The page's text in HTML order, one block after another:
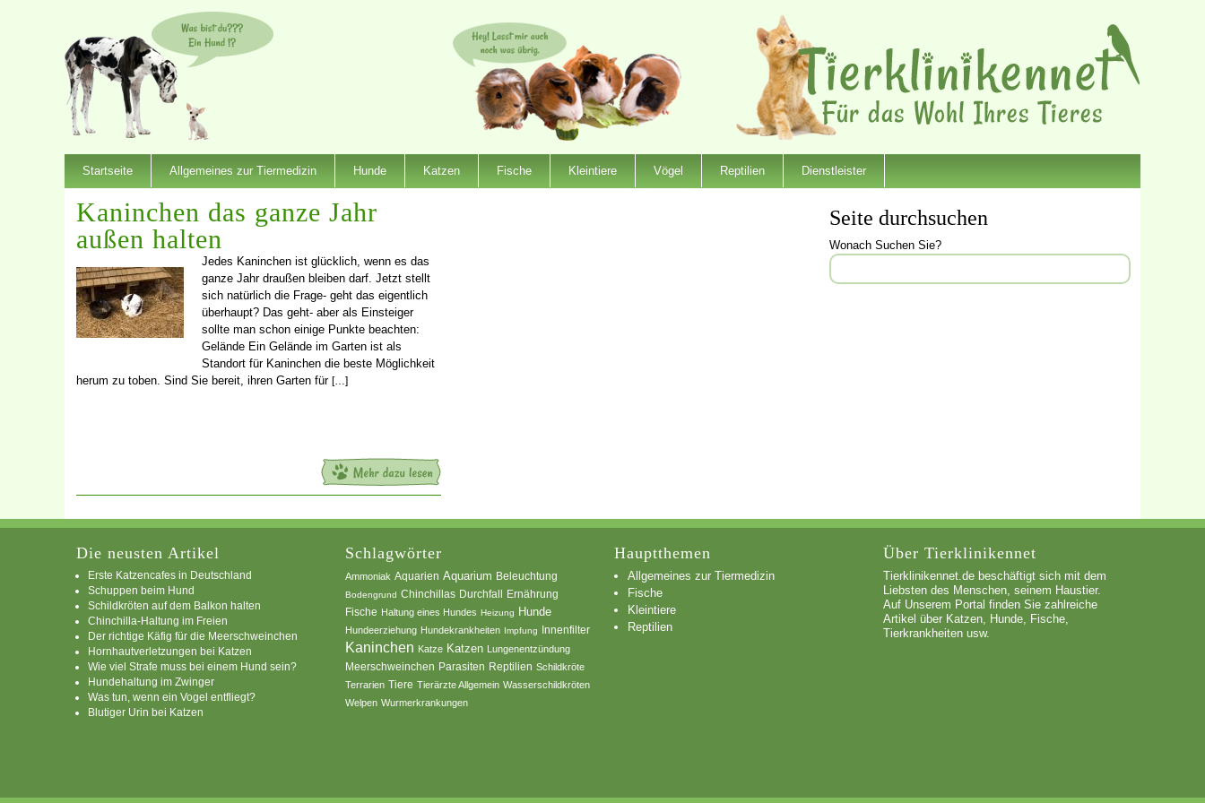
Startseite Allgemeines zur Tiermedizin Hunde Katzen Fische Kleintiere Vögel Reptilien Dienstleister
Kaninchen das ganze Jahr
außen halten
Jedes Kaninchen ist glücklich, wenn es das
ganze Jahr draußen bleiben darf. Jetzt stellt
sich natürlich die Frage- geht das eigentlich
überhaupt? Das geht- aber als Einsteiger
sollte man schon einige Punkte beachten:
Gelände Ein Gelände im Garten ist als
Standort für Kaninchen die beste Möglichkeit
herum zu toben. Sind Sie bereit, ihren Garten für […]
Seite durchsuchen
Wonach Suchen Sie?
Die neusten Artikel
Erste Katzencafes in Deutschland
Schuppen beim Hund
Schildkröten auf dem Balkon halten
Chinchilla-Haltung im Freien
Der richtige Käfig für die Meerschweinchen
Hornhautverletzungen bei Katzen
Wie viel Strafe muss bei einem Hund sein?
Hundehaltung im Zwinger
Was tun, wenn ein Vogel entfliegt?
Blutiger Urin bei Katzen
Schlagwörter
Ammoniak Aquarien Aquarium Beleuchtung
Bodengrund Chinchillas Durchfall Ernährung
Fische Haltung eines Hundes Heizung Hunde
Hundeerziehung Hundekrankheiten Impfung Innenfilter
Kaninchen Katze Katzen Lungenentzündung
Meerschweinchen Parasiten Reptilien Schildkröte
Terrarien Tiere Tierärzte Allgemein Wasserschildkröten
Welpen Wurmerkrankungen
Hauptthemen
Allgemeines zur Tiermedizin
Fische
Kleintiere
Reptilien
Über Tierklinikennet
Tierklinikennet.de beschäftigt sich mit dem
Liebsten des Menschen, seinem Haustier.
Auf Unserem Portal finden Sie zahlreiche
Artikel über Katzen, Hunde, Fische,
Tierkrankheiten usw.